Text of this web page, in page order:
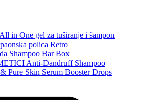
in One gel za tuširanje i šampon
polica Retro
Shampoo Bar Box
Anti-Dandruff Shampoo
Pure Skin Serum Booster Drops